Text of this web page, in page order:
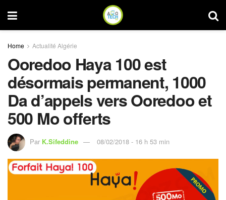
Home Actualité Algérie
Ooredoo Haya 100 est
désormais permanent, 1000
Da d’appels vers Ooredoo et
500 Mo offerts
Par K.Sifeddine 08/02/2018 - 16 h 53 min